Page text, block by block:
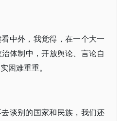
中外，我觉得，在一个大一
体制中，开放舆论、言论自
困难重重。
谈别的国家和民族，我们还